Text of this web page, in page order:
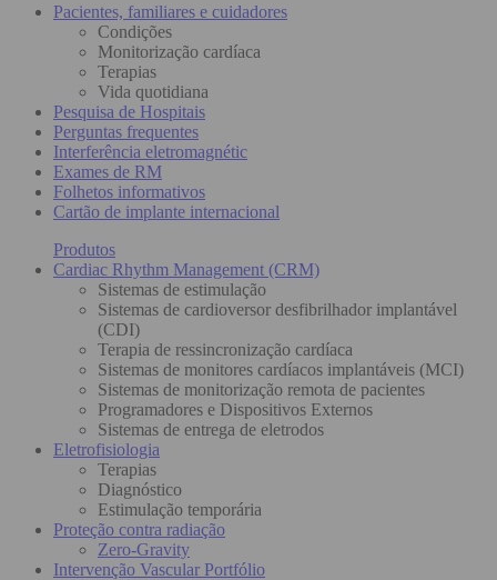
Pacientes, familiares e cuidadores
Condições
Monitorização cardíaca
Terapias
Vida quotidiana
Pesquisa de Hospitais
Perguntas frequentes
Interferência eletromagnétic
Exames de RM
Folhetos informativos
Cartão de implante internacional
Produtos
Cardiac Rhythm Management (CRM)
Sistemas de estimulação
Sistemas de cardioversor desfibrilhador implantável
(CDI)
Terapia de ressincronização cardíaca
Sistemas de monitores cardíacos implantáveis (MCI)
Sistemas de monitorização remota de pacientes
Programadores e Dispositivos Externos
Sistemas de entrega de eletrodos
Eletrofisiologia
Terapias
Diagnóstico
Estimulação temporária
Proteção contra radiação
Zero-Gravity
Intervenção Vascular Portfólio